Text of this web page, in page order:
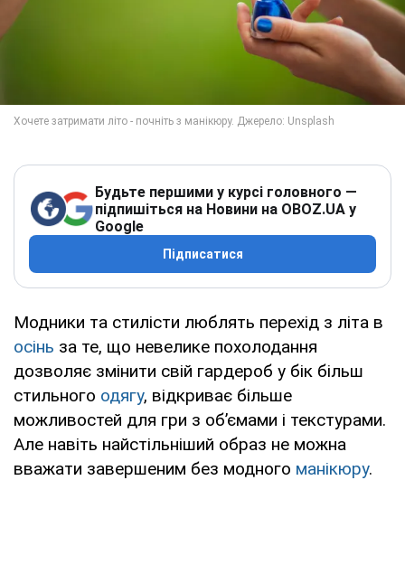
Будьте першими у курсі головного —
підпишіться на Новини на OBOZ.UA у
Google
Підписатися
Модники та стилісти люблять перехід з літа в
осінь за те, що невелике похолодання
дозволяє змінити свій гардероб у бік більш
стильного одягу, відкриває більше
можливостей для гри з об’ємами і текстурами.
Але навіть найстільніший образ не можна
вважати завершеним без модного манікюру.